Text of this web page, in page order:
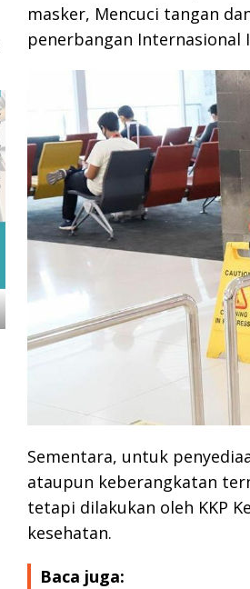
masker, Mencuci tangan
penerbangan
Sementara, untuk
ataupun keberangkatan
tetapi dilakukan oleh KKP
kesehatan.
Baca juga: